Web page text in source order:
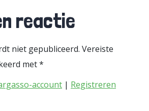
reactie
niet gepubliceerd. Vereiste
met*
account | Registreren